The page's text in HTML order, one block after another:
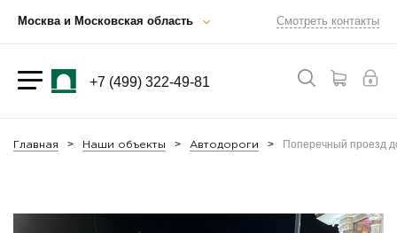
Москва и Московская область Смотреть контакты
+7 (499) 322-49-81
Главная Наши объекты Автодороги Поперечный проезд